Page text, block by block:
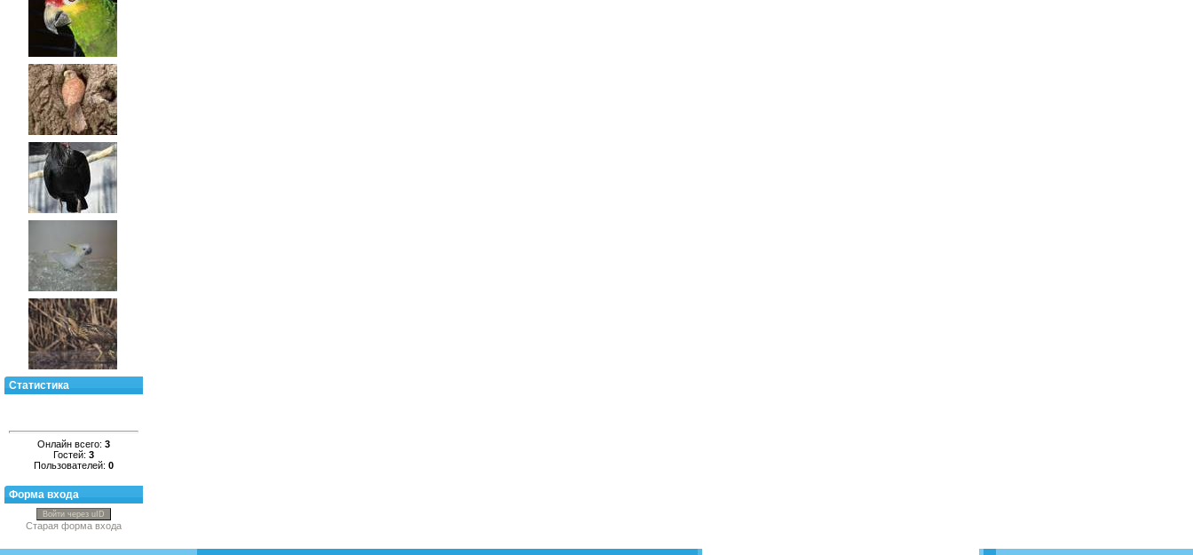
Статистика
Онлайн всего: 3
Гостей: 3
Пользователей: 0
Форма входа
Войти через uID
Старая форма входа